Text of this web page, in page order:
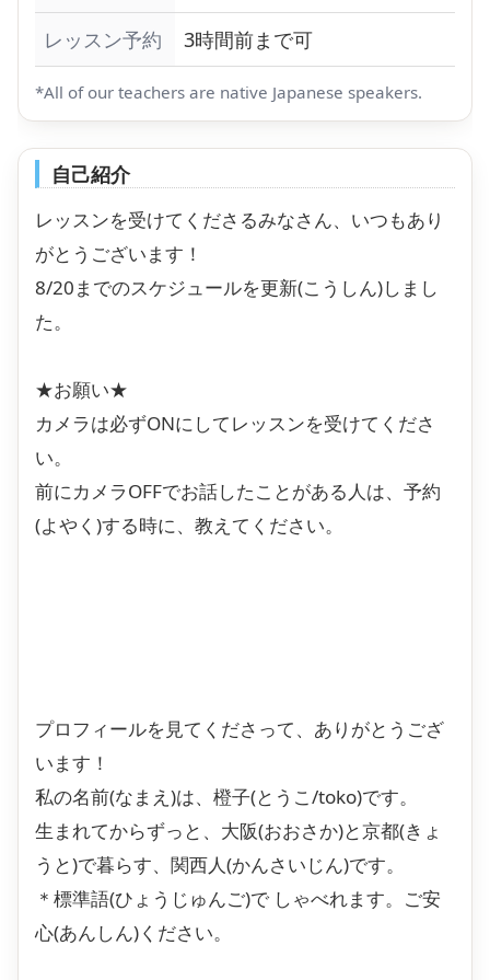
レッスン予約
3時間前まで可
*All of our teachers are native Japanese speakers.
自己紹介
レッスンを受けてくださるみなさん、いつもあり
がとうございます！
8/20までのスケジュールを更新(こうしん)しまし
た。
★お願い★
カメラは必ずONにしてレッスンを受けてくださ
い。
前にカメラOFFでお話したことがある人は、予約
(よやく)する時に、教えてください。
プロフィールを見てくださって、ありがとうござ
います！
私の名前(なまえ)は、橙子(とうこ/toko)です。
生まれてからずっと、大阪(おおさか)と京都(きょ
うと)で暮らす、関西人(かんさいじん)です。
＊標準語(ひょうじゅんご)で しゃべれます。ご安
心(あんしん)ください。